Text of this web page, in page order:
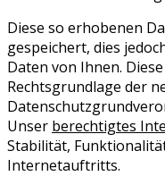
Diese so erhobenen
gespeichert, dies
Daten von Ihnen.
Rechtsgrundlage der
Unser berechtigtes
Stabilität,
Internetauftritts.